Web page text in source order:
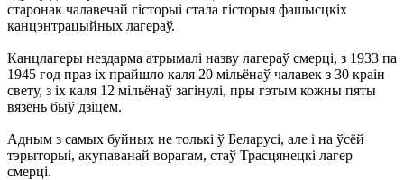
старонак чалавечай гісторыі стала гісторыя фашысцкіх
канцэнтрацыйных лагераў.
Канцлагеры нездарма атрымалі назву лагераў смерці, з 1933 па
1945 год праз іх прайшло каля 20 мільёнаў чалавек з 30 краін
свету, з іх каля 12 мільёнаў загінулі, пры гэтым кожны пяты
вязень быў дзіцем.
Адным з самых буйных не толькі ў Беларусі, але і на ўсёй
тэрыторыі, акупаванай ворагам, стаў Трасцянецкі лагер
смерці.